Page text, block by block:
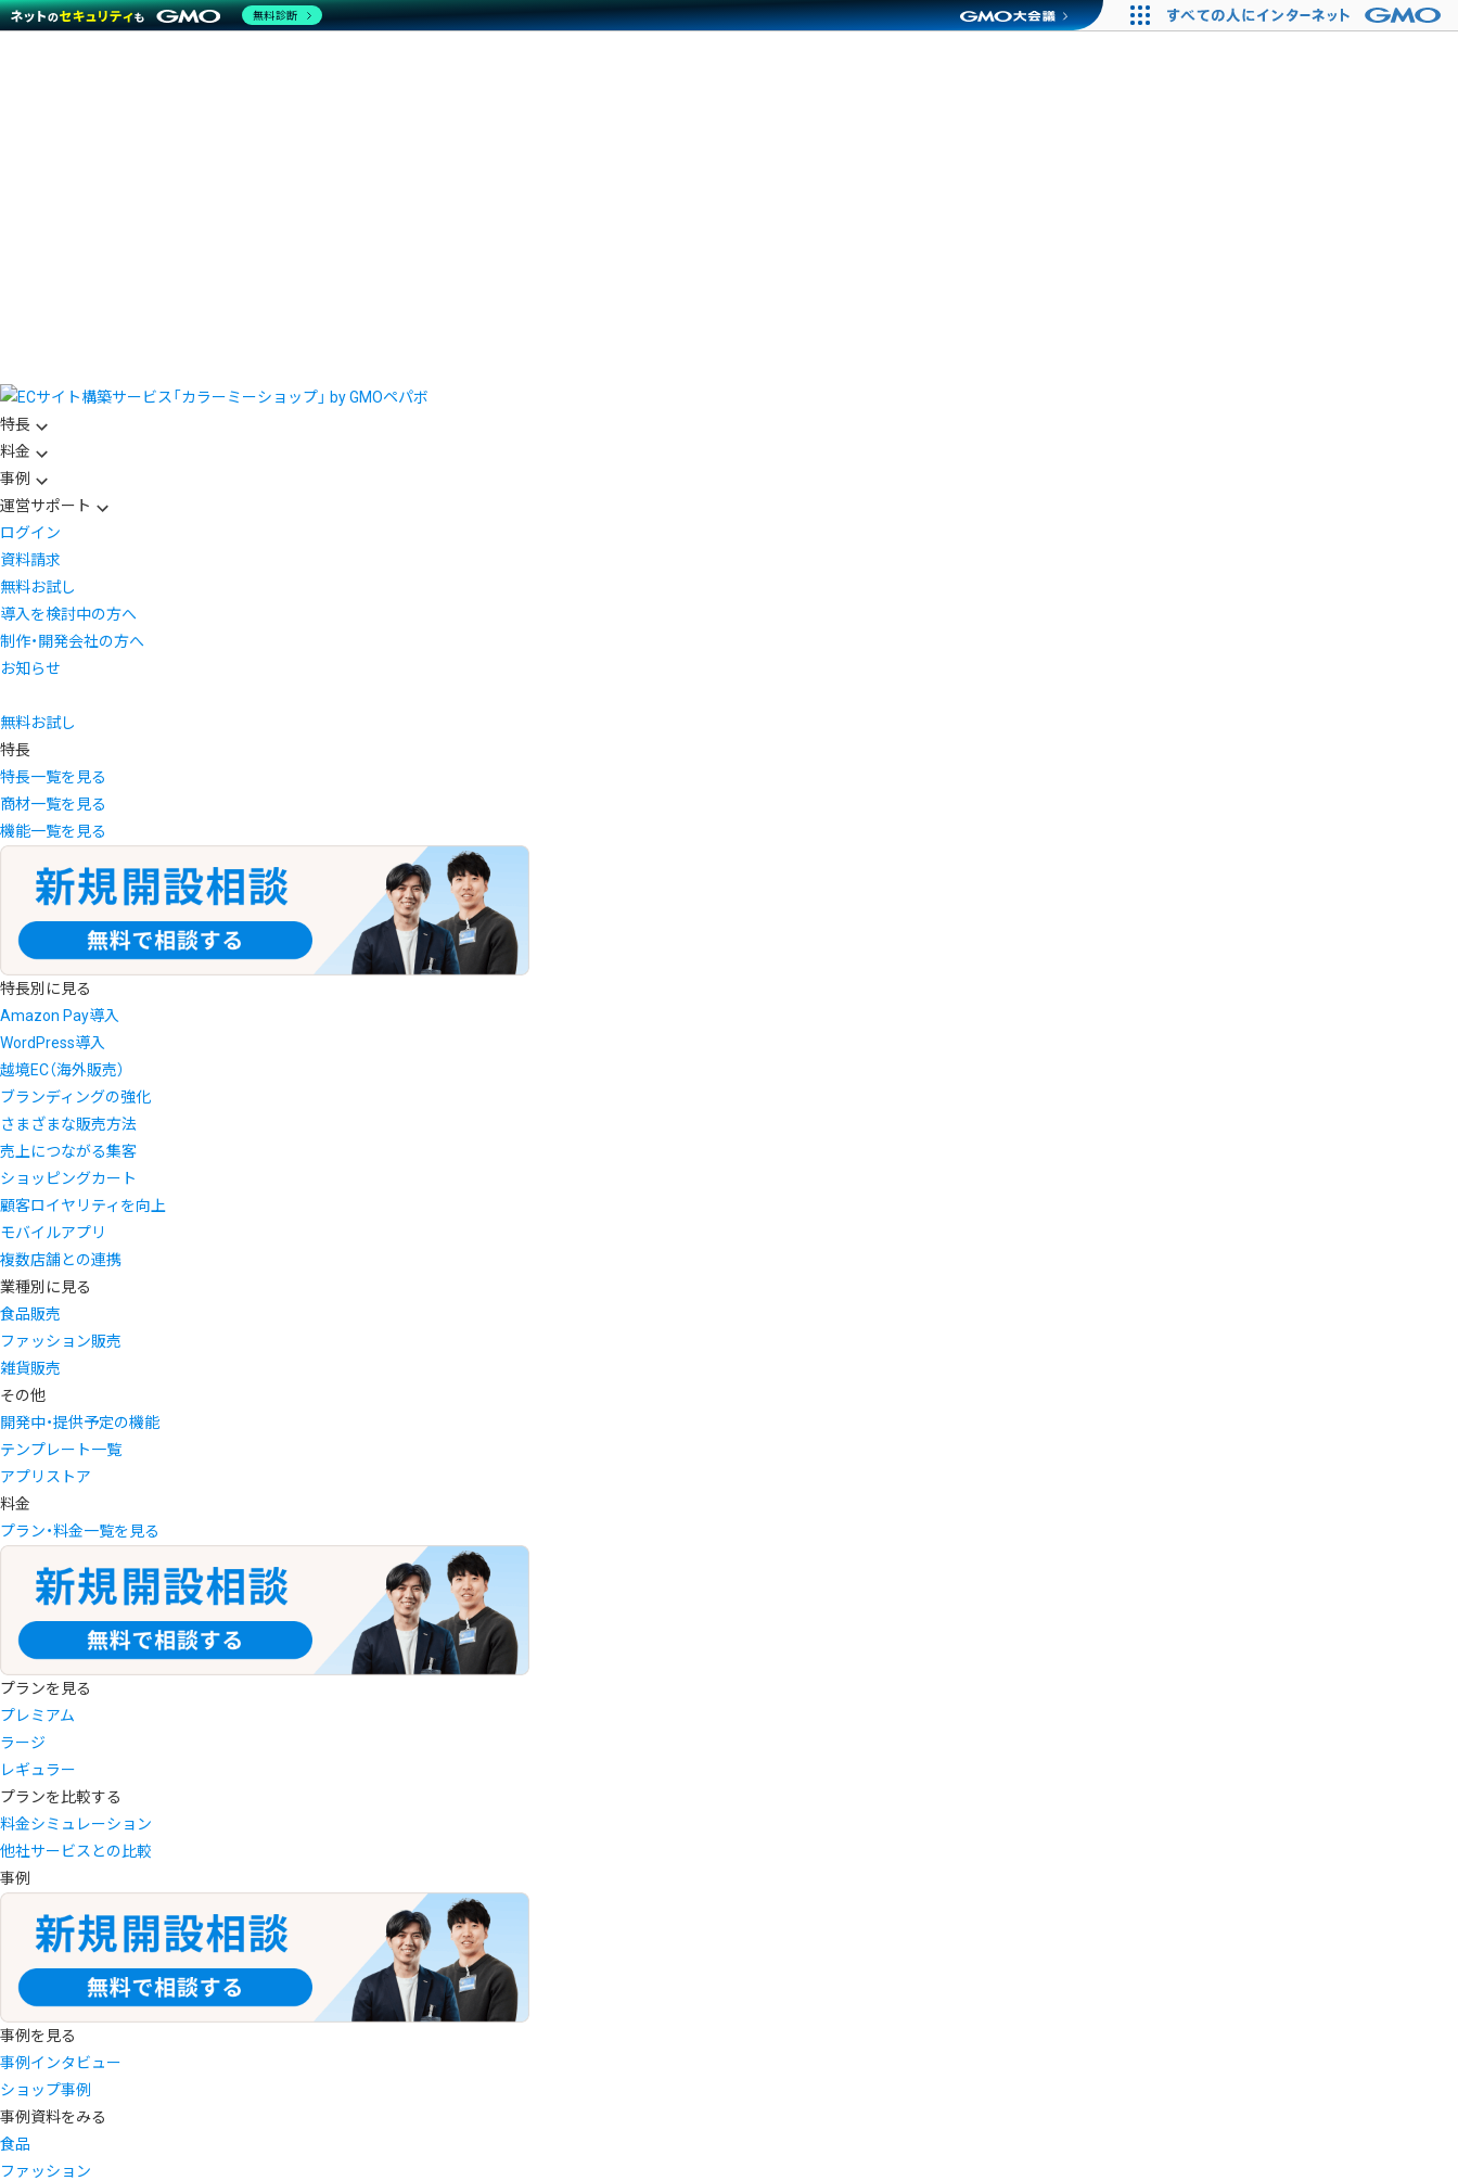
特長
料金
事例
運営サポート
ログイン
資料請求
無料お試し
導入を検討中の方へ
制作・開発会社の方へ
お知らせ
無料お試し
特長
特長一覧を見る
商材一覧を見る
機能一覧を見る
特長別に見る
Amazon Pay導入
WordPress導入
越境EC（海外販売）
ブランディングの強化
さまざまな販売方法
売上につながる集客
ショッピングカート
顧客ロイヤリティを向上
モバイルアプリ
複数店舗との連携
業種別に見る
食品販売
ファッション販売
雑貨販売
その他
開発中・提供予定の機能
テンプレート一覧
アプリストア
料金
プラン・料金一覧を見る
プランを見る
プレミアム
ラージ
レギュラー
プランを比較する
料金シミュレーション
他社サービスとの比較
事例
事例を見る
事例インタビュー
ショップ事例
事例資料をみる
食品
ファッション
無料診断